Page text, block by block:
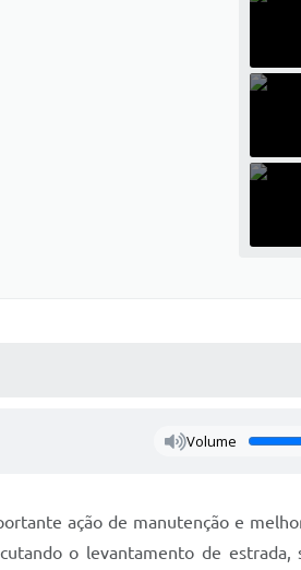
Volume
ação de manutenção e
o levantamento de estrada,